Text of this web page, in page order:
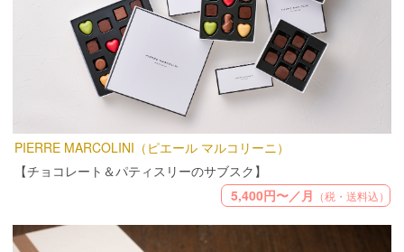
PIERRE MARCOLINI（ピエール マルコリーニ）
【チョコレート＆パティスリーのサブスク】
5,400円〜／月 （税・送料込）